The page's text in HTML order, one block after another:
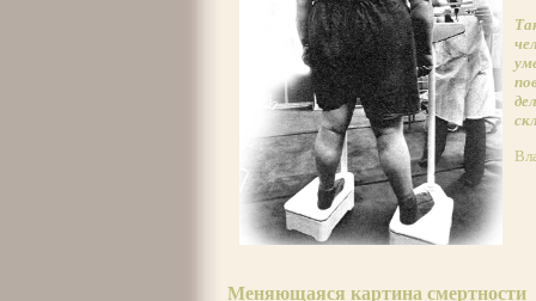
Меняющаяся картина смертности